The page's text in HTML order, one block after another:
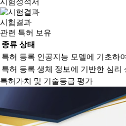
시험성적서
시험결과
관련 특허 보유
종류 상태
특허 등록 인공지능 모델에 기초하
특허 등록 생체 정보에 기반한 심리
특허가치 및 기술등급 평가